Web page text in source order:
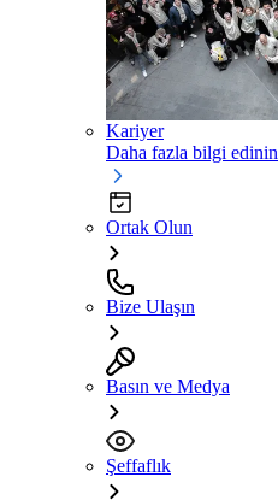
Kariyer
Daha fazla bilgi edinin
Ortak Olun
Bize Ulaşın
Basın ve Medya
Şeffaflık